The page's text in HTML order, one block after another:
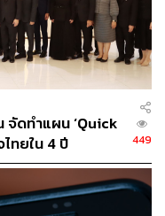
จัดทำแผน ‘Quick
ทยใน 4 ปี
449